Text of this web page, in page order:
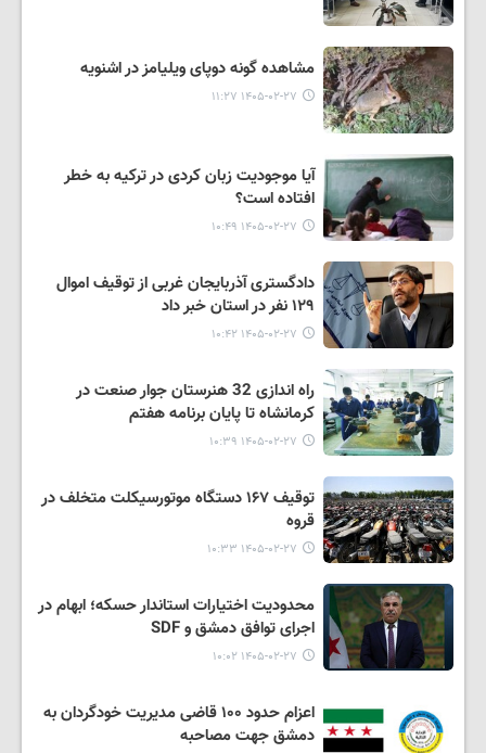
مشاهده گونە دوپای ویلیامز در اشنویه
۱۴۰۵-۰۲-۲۷ ۱۱:۲۷
آیا موجودیت زبان کردی در ترکیه به خطر
افتاده است؟
۱۴۰۵-۰۲-۲۷ ۱۰:۴۹
دادگستری آذربایجان غربی از توقیف اموال
١٢٩ نفر در استان خبر داد
۱۴۰۵-۰۲-۲۷ ۱۰:۴۲
راه اندازی 32 هنرستان جوار صنعت در
کرمانشاه تا پایان برنامه هفتم
۱۴۰۵-۰۲-۲۷ ۱۰:۳۹
توقیف ۱۶۷ دستگاه موتورسیکلت متخلف در
قروه
۱۴۰۵-۰۲-۲۷ ۱۰:۳۳
محدودیت اختیارات استاندار حسکه؛ ابهام در
اجرای توافق دمشق و SDF
۱۴۰۵-۰۲-۲۷ ۱۰:۰۲
اعزام حدود ۱۰۰ قاضی مدیریت خودگردان به
دمشق جهت مصاحبه